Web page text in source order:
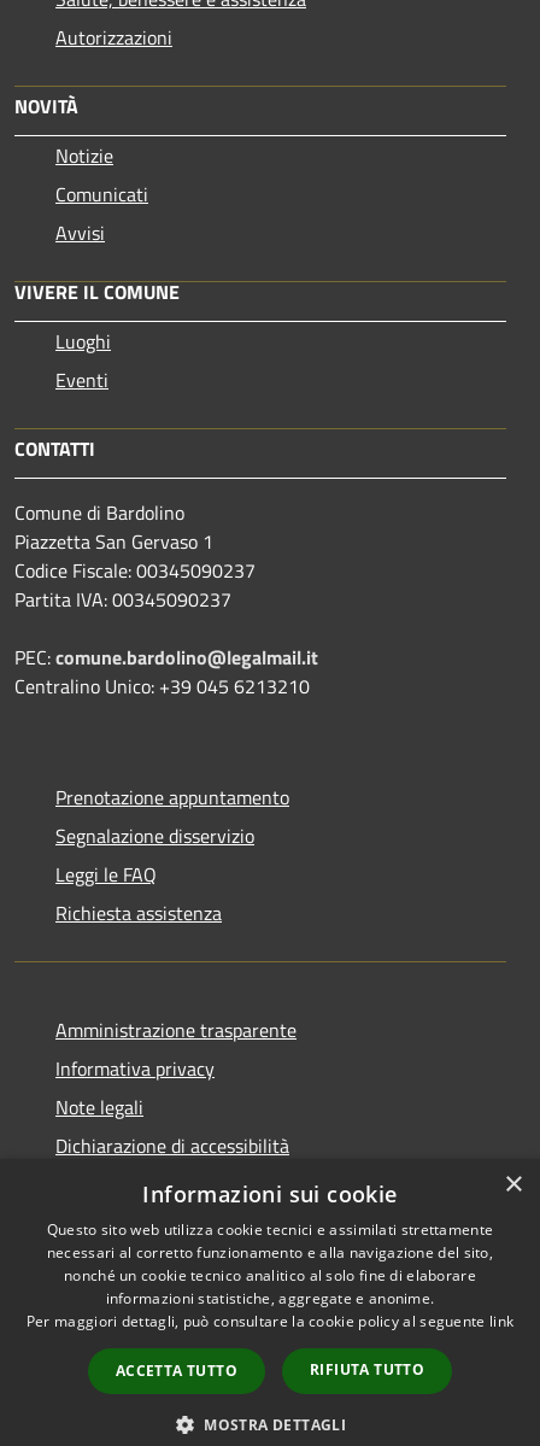
Autorizzazioni
NOVITÀ
Notizie
Comunicati
Avvisi
VIVERE IL COMUNE
Luoghi
Eventi
CONTATTI
Comune di Bardolino
Piazzetta San Gervaso 1
Codice Fiscale: 00345090237
Partita IVA: 00345090237
PEC:comune.bardolino@legalmail.it
Centralino Unico: +39 045 6213210
Prenotazione appuntamento
Segnalazione disservizio
Leggi le FAQ
Richiesta assistenza
Amministrazione trasparente
Informativa privacy
Note legali
Dichiarazione di accessibilità
Link app municipium
Accessibilità
Copyright © 2026 • Comune di
Bardolino • Powered by
Municipium•
Accesso
redazione
×
Informazioni sui cookie
Questo sito web utilizza cookie tecnici e assimilati strettamente
necessari al corretto funzionamento e alla navigazione del sito,
nonché un cookie tecnico analitico al solo fine di elaborare
informazioni statistiche, aggregate e anonime.
Per maggiori dettagli, può consultare la cookie policy al seguente link
ACCETTA TUTTO RIFIUTA TUTTO
MOSTRA DETTAGLI